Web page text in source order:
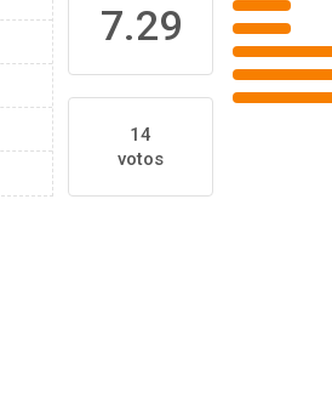
7.29
14
votos